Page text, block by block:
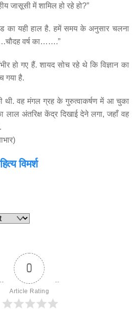
जासूसी में शामिल हो रहे हो?”
का यही हाल है. हमें समय के अनुसार चलना
वर्ष का…….”
हो गए हैं. शायद सोच रहे थे कि विज्ञान का
गया है.
थी. वह मंगल ग्रह के गुरुत्वाकर्षण में आ चुका
अंतरिक्ष केंद्र दिखाई देने लगा, जहाँ वह
विमर्श
0
Article Rating